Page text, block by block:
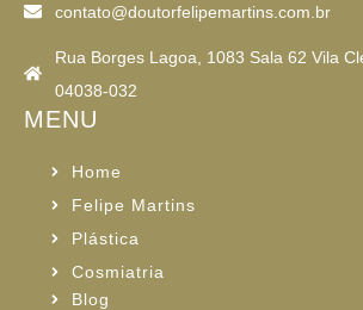
contato@doutorfelipemartins.com.br
Rua Borges Lagoa, 1083 Sala 62 Vila
04038-032
MENU
Home
Felipe Martins
Plástica
Cosmiatria
Blog